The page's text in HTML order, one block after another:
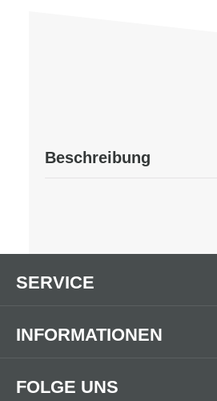
Beschreibung
FOLGE UNS
SERVICE
INFORMATIONEN